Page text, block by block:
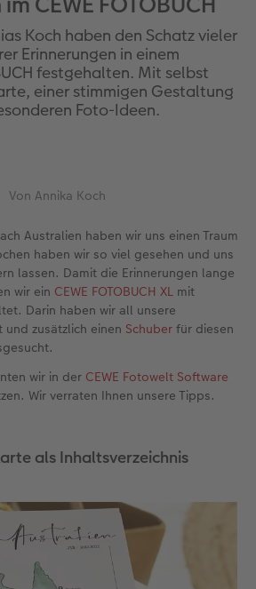
Schuber
FOTOBUCH Kids
Book «Art Collection»
Prints
Poster
Streetmap Poster
Print
Anlässe
& Büro
Geschenkgutschein
mit Design
A4
A4 Panorama
Geburtstag
zum Abschied
Koch haben den Schatz vieler
Erinnerungen in einem
festgehalten. Mit selbst
einer stimmigen Gestaltung
Foto-Ideen.
Von Annika Koch
Australien haben wir uns einen Traum
haben wir so viel gesehen und uns
lassen. Damit die Erinnerungen lange
wir ein CEWE FOTOBUCH XL mit
Darin haben wir all unsere
zusätzlich einen Schuber für diesen
wir in der CEWE Fotowelt Software
Wir verraten Ihnen unsere Tipps.
als Inhaltsverzeichnis